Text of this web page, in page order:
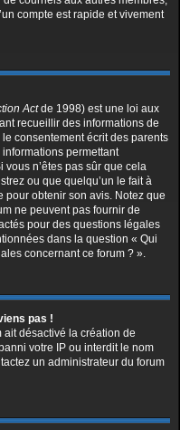
compte est rapide et vivement
Actde 1998) est une loi aux
recueillir des informations de
consentement écrit des parents
permettant
vous n’êtes pas sûr que cela
ou que quelqu’un le fait à
obtenir son avis. Notez que
ne peuvent pas fournir de
pour des questions légales
dans la question « Qui
concernant ce forum ? ».
pas !
ait désactivé la création de
votre IP ou interdit le nom
un administrateur du forum